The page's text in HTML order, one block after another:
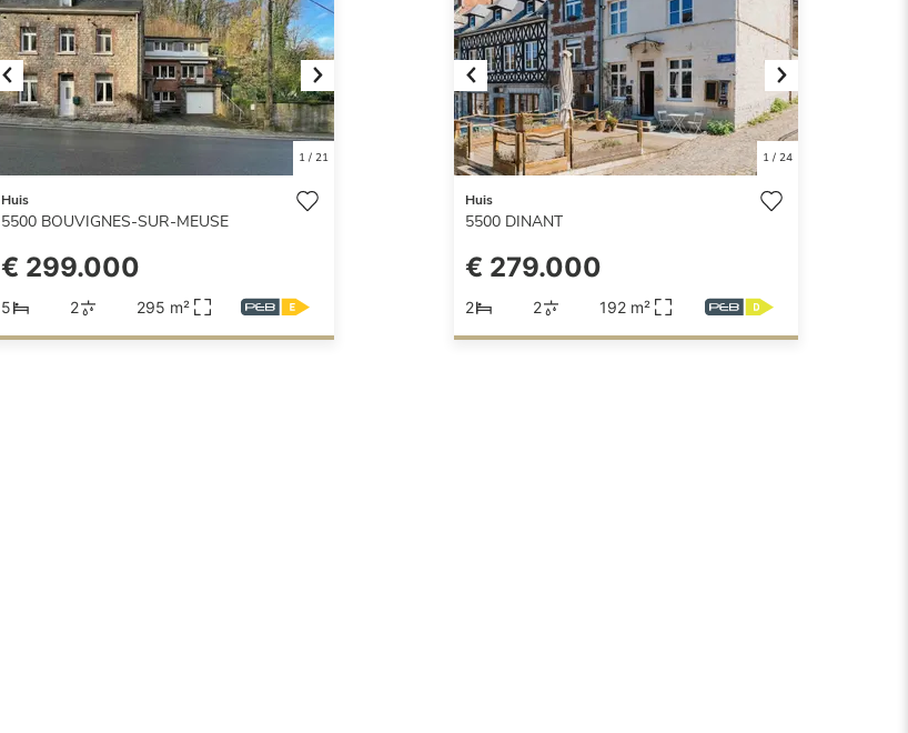
Previous Next
1/ 21
Huis
5500 BOUVIGNES-SUR-MEUSE
€ 299.000
5 2 295 m²
Previous Next
1/ 24
Huis
5500 DINANT
€ 279.000
2 2 192 m²